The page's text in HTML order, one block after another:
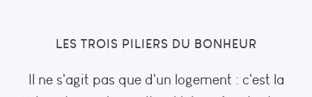
LES TROIS PILIERS DU BONHEUR
Il ne s'agit pas que d'un logement : c'est la